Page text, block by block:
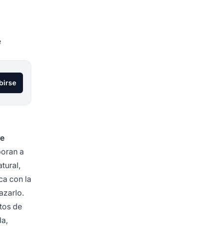
a
con la
de